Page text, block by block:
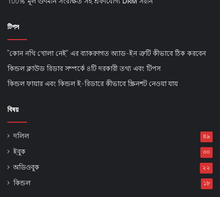
টিপস
"কোন নথি খোলা নেই" এর ব্যাকরণগত অ্যাড-ইন ত্রুটি কীভাবে ঠিক করবেন
কিন্ডল ক্লাউড রিডার সম্পর্কে 8টি দরকারী তথ্য এবং টিপস
কিন্ডল ফায়ার এবং কিন্ডল ই-রিডারে কীভাবে স্ক্রিনশট নেওয়া যায়
বিষয়
দলিল ৪৯
ইবুক ৩০
অডিওবুক ২২
কিন্ডল ১৮